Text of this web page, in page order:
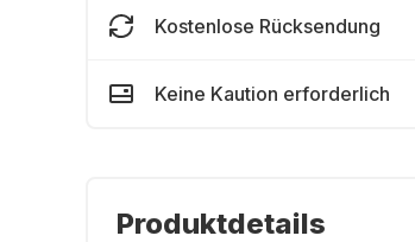
Kostenlose Rücksendung
Keine Kaution erforderlich
Produktdetails